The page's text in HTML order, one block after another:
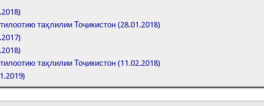
таҳлилии Тоҷикистон (28.01.2018)
таҳлилии Тоҷикистон (11.02.2018)